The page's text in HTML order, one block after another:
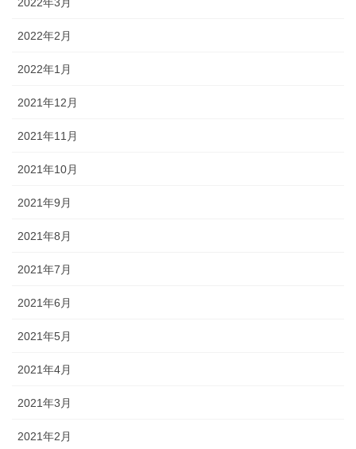
2022年2月
2022年1月
2021年12月
2021年11月
2021年10月
2021年9月
2021年8月
2021年7月
2021年6月
2021年5月
2021年4月
2021年3月
2021年2月